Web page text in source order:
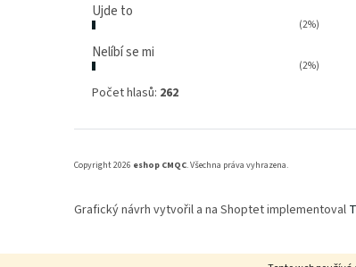
Ujde to
(2%)
Nelíbí se mi
(2%)
Počet hlasů: 262
Copyright 2026 eshop CMQC. Všechna práva vyhrazena.
Grafický návrh vytvořil a na Shoptet implementoval